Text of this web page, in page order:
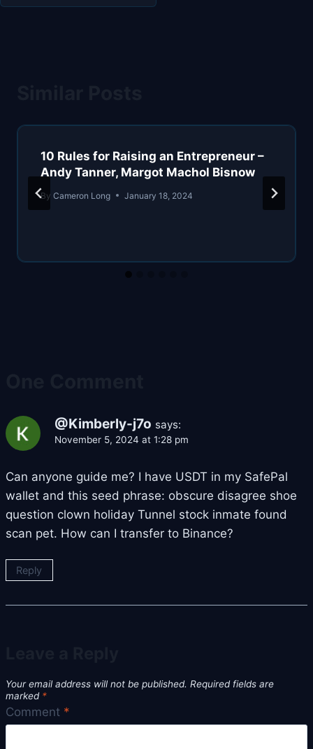
10 Rules for Raising an Entrepreneur –
Andy Tanner, Margot Machol Bisnow
By Cameron Long January 18, 2024
@Kimberly-j7o says:
November 5, 2024 at 1:28 pm
Can anyone guide me? I have USDT in my SafePal
wallet and this seed phrase: obscure disagree shoe
question clown holiday Tunnel stock inmate found
scan pet. How can I transfer to Binance?
Reply
Your email address will not be published. Required fields are
marked *
Comment *